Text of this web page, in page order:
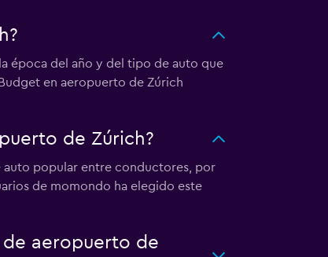
época del año y del tipo de auto que
en aeropuerto de Zúrich
de Zúrich?
auto popular entre conductores, por
de momondo ha elegido este
aeropuerto de